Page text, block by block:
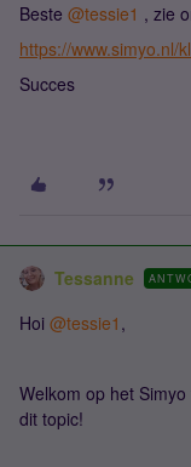
Beste ​ @tessie1 , zie
https://www.simyo.nl/
Succes
Tessanne
Hoi ​ @tessie1 ,
Welkom op het
dit topic!